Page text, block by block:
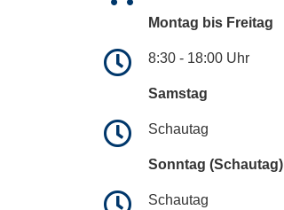
Montag bis Freitag
8:30 - 18:00 Uhr
Samstag
Schautag
Sonntag (Schautag)
Schautag